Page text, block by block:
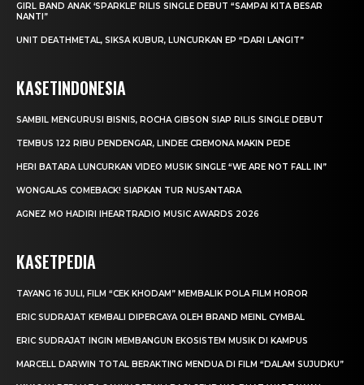
GIRL BAND ANAK ‘SPARKLE’ RILIS SINGLE DEBUT “SAMPAI KITA BESAR
NANTI”
UNIT DEATHMETAL, SIKSA KUBUR, LUNCURKAN EP “DARI LANGIT”
KASETINDONESIA
SAMBIL MENGURUSI BISNIS, ROCHA GIBSON SIAP RILIS SINGLE DEBUT
TEMBUS 122 RIBU PENDENGAR, LINDEE CREMONA MAKIN PEDE
HERI BATARA LUNCURKAN VIDEO MUSIK SINGLE “WE ARE NOT FALL IN”
WONGALAS COMEBACK! SIAPKAN TUR NUSANTARA
AGNEZ MO HADIRI IHEARTRADIO MUSIC AWARDS 2026
KASETPEDIA
TAYANG 16 JULI, FILM “CEK KHODAM” MEMBALIK POLA FILM HOROR
ERIC SUDRAJAT KEMBALI DIPERCAYA OLEH BRAND MEINL CYMBAL
ERIC SUDRAJAT INGIN MEMBANGUN EKOSISTEM MUSIK DI KAMPUS
MARCELL DARWIN TOTAL BERAKTING MENDUA DI FILM “DALAM SUJUDKU”